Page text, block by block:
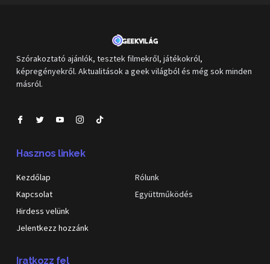
Szórakoztató ajánlók, tesztek filmekről, játékokról,
képregényekről. Aktualitások a geek világból és még sok minden
másról.
Hasznos linkek
Kezdőlap
Kapcsolat
Hirdess velünk
Jelentkezz hozzánk
Rólunk
Együttműködés
Iratkozz fel